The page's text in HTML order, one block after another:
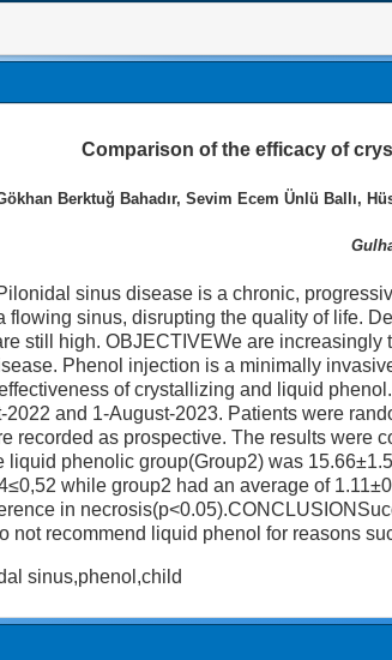
Comparison of the efficacy of
Berktuğ Bahadır, Sevim Ecem Ünlü Ballı,
sinus disease is a chronic,
flowing sinus, disrupting the quality of life.
still high. OBJECTIVEWe are
Phenol injection is a minimally
of crystallizing and liquid
2022 and 1-August-2023. Patients were
recorded as prospective. The results were
liquid phenolic group(Group2) was
while group2 had an average of
in
not recommend liquid phenol for reasons
sinus,phenol,child